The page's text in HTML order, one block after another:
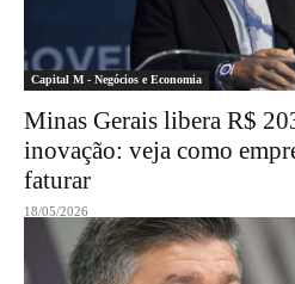
Capital M - Negócios e Economia
Minas Gerais libera R$
inovação: veja como
faturar
18/05/2026